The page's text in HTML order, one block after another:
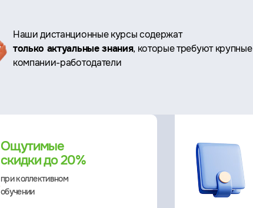
Наши дистанционные курсы содержат
только актуальные знания, которые требуют крупные
компании-работодатели
Ощутимые
скидки до 20%
при коллективном
обучении